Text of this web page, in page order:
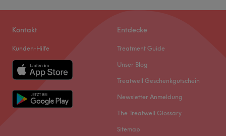
Kontakt
Kunden-Hilfe
Entdecke
Treatment Guide
Unser Blog
Treatwell Geschenkgutschein
Newsletter Anmeldung
The Treatwell Glossary
Sitemap